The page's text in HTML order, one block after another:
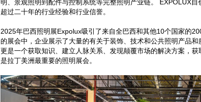
明、景观照明到配件与控制系统等完整照明产业链。 EXPOLUX
超过二十年的行业经验和行业信誉。
2025年巴西照明展Expolux吸引了来自全巴西和其他10个国家的
的展会中，企业展示了大量的有关于装饰、技术和公共照明产品
更是一个获取知识、建立人脉关系、发现颠覆市场的解决方案，
是拉丁美洲最重要的照明展会。